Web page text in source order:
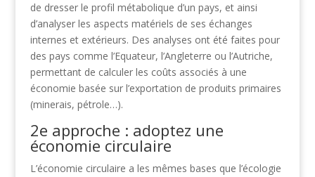
de dresser le profil métabolique d’un pays, et ainsi
d’analyser les aspects matériels de ses échanges
internes et extérieurs. Des analyses ont été faites pour
des pays comme l’Equateur, l’Angleterre ou l’Autriche,
permettant de calculer les coûts associés à une
économie basée sur l’exportation de produits primaires
(minerais, pétrole…).
2e approche : adoptez une
économie circulaire
L’économie circulaire a les mêmes bases que l’écologie